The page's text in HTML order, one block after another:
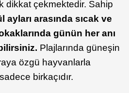
dikkat çekmektedir. Sahip
ayları arasında sıcak ve
günün her anı
Plajlarında güneşin
özgü hayvanlarla
birkaçıdır.